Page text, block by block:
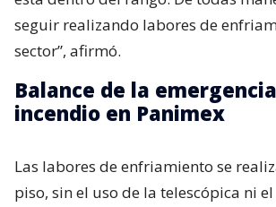
seguir realizando labores de
sector”, afirmó.
Balance de la
incendio en Panimex
Las labores de enfriamiento se
piso, sin el uso de la telescópica ni